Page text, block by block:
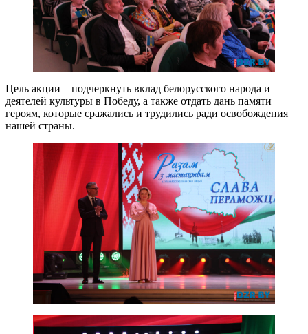
Цель акции – подчеркнуть вклад белорусского народа и
деятелей культуры в Победу, а также отдать дань памяти
героям, которые сражались и трудились ради освобождения
нашей страны.